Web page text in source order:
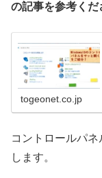
の記事を参考くだ
togeonet.co.jp
コントロールパ
します。